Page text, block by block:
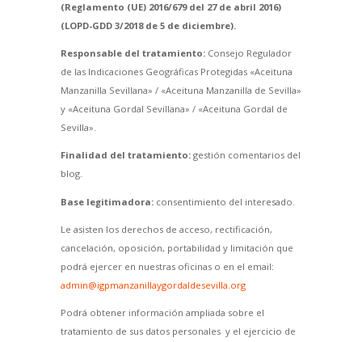
(Reglamento (UE) 2016/679 del 27 de abril 2016)
(LOPD-GDD 3/2018 de 5 de diciembre).
Responsable del tratamiento:Consejo Regulador
de las Indicaciones Geográficas Protegidas «Aceituna
Manzanilla Sevillana» / «Aceituna Manzanilla de Sevilla»
y «Aceituna Gordal Sevillana» / «Aceituna Gordal de
Sevilla».
Finalidad del tratamiento:gestión comentarios del
blog.
Base legitimadora:consentimiento del interesado.
Le asisten los derechos de acceso, rectificación,
cancelación, oposición, portabilidad y limitación que
podrá ejercer en nuestras oficinas o en el email:
admin@igpmanzanillaygordaldesevilla.org
Podrá obtener información ampliada sobre el
tratamiento de sus datos personales y el ejercicio de